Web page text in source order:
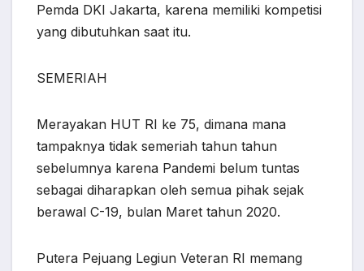
Pemda DKI Jakarta, karena memiliki kompetisi
yang dibutuhkan saat itu.
SEMERIAH
Merayakan HUT RI ke 75, dimana mana
tampaknya tidak semeriah tahun tahun
sebelumnya karena Pandemi belum tuntas
sebagai diharapkan oleh semua pihak sejak
berawal C-19, bulan Maret tahun 2020.
Putera Pejuang Legiun Veteran RI memang